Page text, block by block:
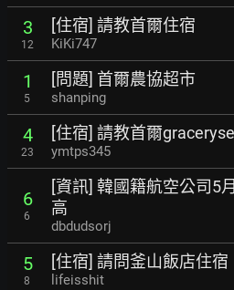
3
12
[住宿] 請教首爾住宿
KiKi747
1
5
[問題] 首爾農協超市
shanping
4
23
[住宿] 請教首爾
ymtps345
6
6
[資訊] 韓國籍航空公司5
高
dbdudsorj
5
8
[住宿] 請問釜山飯店住宿
lifeisshit